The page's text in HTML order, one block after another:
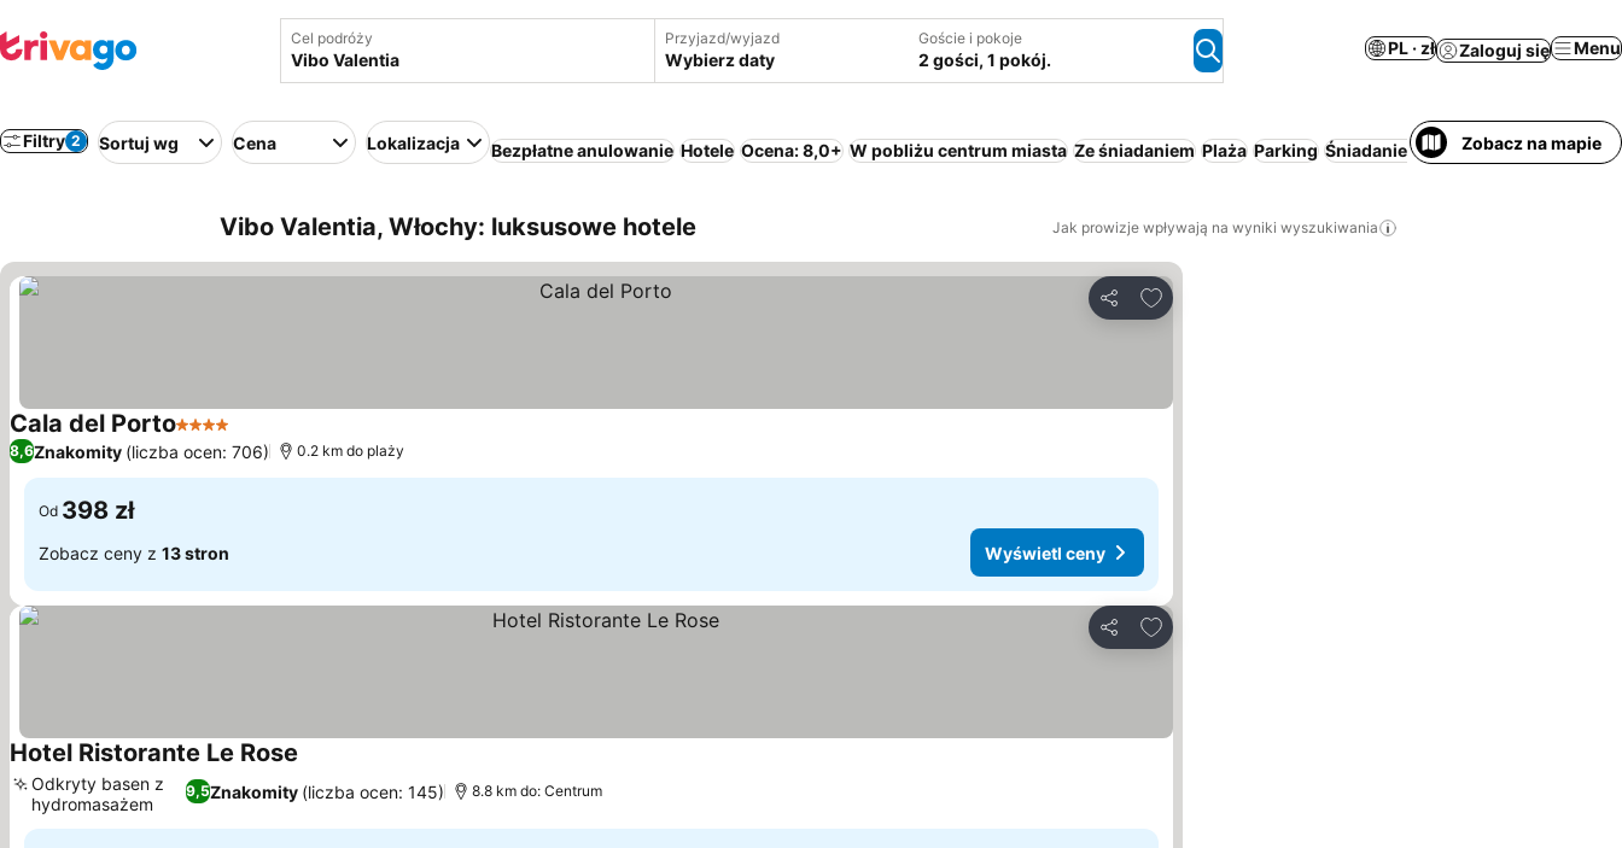
Cel podróży Przyjazd/wyjazd
Wybierz daty
Goście i pokoje
2 gości, 1 pokój.
PL · zł Zaloguj się Menu
Filtry 2 Sortuj wg Cena Lokalizacja Bezpłatne anulowanie Hotele Ocena: 8,0+ W pobliżu centrum miasta Ze śniadaniem Plaża Parking Śniadanie i kolacja Basen
Zobacz na mapie
Vibo Valentia, Włochy: luksusowe hotele Jak prowizje wpływają na wyniki wyszukiwania
Udostępnij
Dodaj do ulubionych
Cala del Porto4 KategoriaWyświetl ceny
8,6Znakomity (liczba ocen: 706) 0.2 km do plaży
Od 398 zł
Zobacz ceny z 13 stron Wyświetl ceny
Udostępnij
Dodaj do ulubionych
Hotel Ristorante Le Rose
9,5Znakomity (liczba ocen: 145)
Odkryty basen z
hydromasażem
8.8 km do: Centrum